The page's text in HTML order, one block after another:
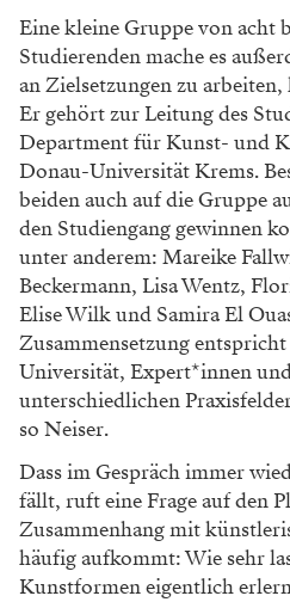
Eine kleine Gruppe von acht
Studierenden mache es
an Zielsetzungen zu
Er gehört zur Leitung des
Department für Kunst- und
Donau-Universität Krems.
beiden auch auf die Gruppe
den Studiengang gewinnen
unter anderem: Mareike
Beckermann, Lisa Wentz,
Elise Wilk und Samira El
Zusammensetzung
Universität, Expert*innen
unterschiedlichen
so Neiser.
Dass im Gespräch immer
fällt, ruft eine Frage auf den
Zusammenhang mit
häufig aufkommt: Wie sehr
Kunstformen eigentlich